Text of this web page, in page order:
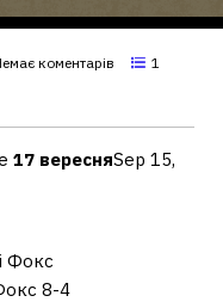
коментарів
1
17 вересняSep 15,
Фокс
8-4